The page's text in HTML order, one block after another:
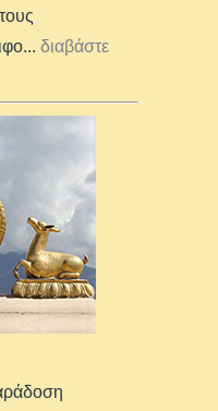
... διαβάστε